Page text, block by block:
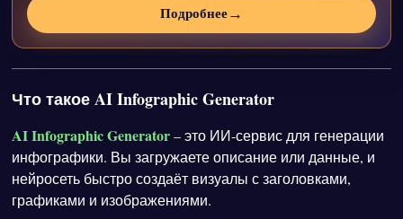
Подробнее→
Что такое AI Infographic Generator
AI Infographic Generator– это ИИ-сервис для генерации
инфографики. Вы загружаете описание или данные, и
нейросеть быстро создаёт визуалы с заголовками,
графиками и изображениями.